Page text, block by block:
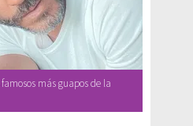
más guapos de la